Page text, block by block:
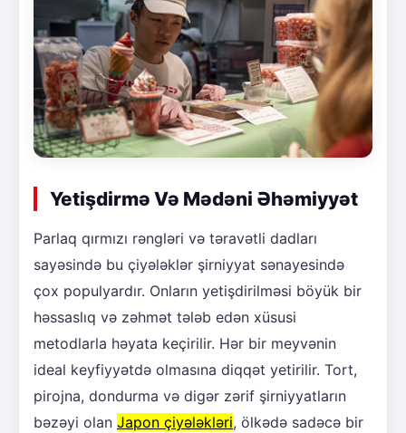
Yetişdirmə Və Mədəni Əhəmiyyət
Parlaq qırmızı rəngləri və təravətli dadları
sayəsində bu çiyələklər şirniyyat sənayesində
çox populyardır. Onların yetişdirilməsi böyük bir
həssaslıq və zəhmət tələb edən xüsusi
metodlarla həyata keçirilir. Hər bir meyvənin
ideal keyfiyyətdə olmasına diqqət yetirilir. Tort,
pirojna, dondurma və digər zərif şirniyyatların
bəzəyi olan Japon çiyələkləri, ölkədə sadəcə bir